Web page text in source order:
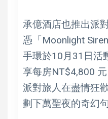
承億酒店也推出派
憑「Moonlight
手環於10月31日活
享每房NT$4,800
派對旅人在盡情狂
劃下萬聖夜的奇幻句